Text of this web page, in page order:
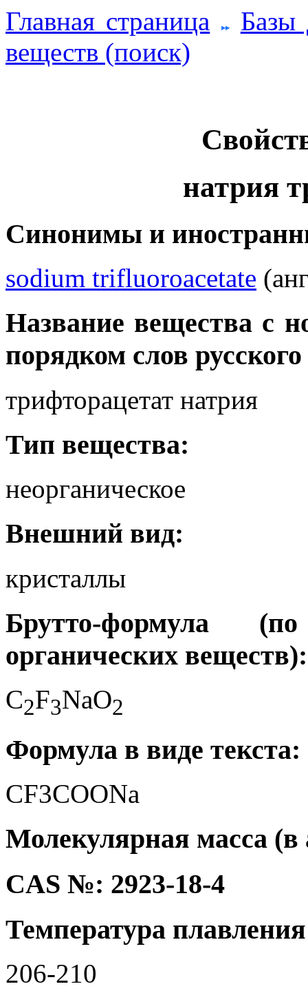
Главная страница
Базы
веществ (поиск)
натрия
Синонимы и
sodium trifluoroacetate
Название вещества с
порядком слов
трифторацетат натрия
Тип вещества:
неорганическое
Внешний вид:
кристаллы
Брутто-формула
органических веществ):
C2F3NaO2
Формула в виде текста:
CF3COONa
Молекулярная масса (в
CAS №: 2923-18-4
Температура
206-210